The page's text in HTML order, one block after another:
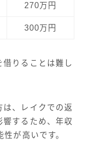
270万円
300万円
りることは難し
、レイクでの返
するため、年収
が高いです。